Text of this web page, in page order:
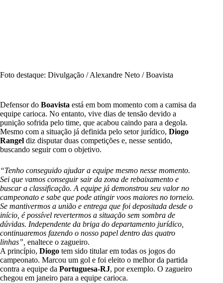
Foto destaque: Divulgação / Alexandre Neto / Boavista
Defensor do Boavista está em bom momento com a camisa da
equipe carioca. No entanto, vive dias de tensão devido a
punição sofrida pelo time, que acabou caindo para a degola.
Mesmo com a situação já definida pelo setor jurídico, Diogo
Rangel diz disputar duas competições e, nesse sentido,
buscando seguir com o objetivo.
“Tenho conseguido ajudar a equipe mesmo nesse momento.
Sei que vamos conseguir sair da zona de rebaixamento e
buscar a classificação. A equipe já demonstrou seu valor no
campeonato e sabe que pode atingir voos maiores no torneio.
Se mantivermos a união e entrega que foi depositada desde o
início, é possível revertermos a situação sem sombra de
dúvidas. Independente da briga do departamento jurídico,
continuaremos fazendo o nosso papel dentro das quatro
linhas”, enaltece o zagueiro.
A princípio, Diogo tem sido titular em todas os jogos do
campeonato. Marcou um gol e foi eleito o melhor da partida
contra a equipe da Portuguesa-RJ, por exemplo. O zagueiro
chegou em janeiro para a equipe carioca.